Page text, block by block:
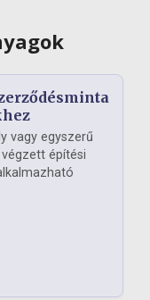
vagy egyszerű
építési